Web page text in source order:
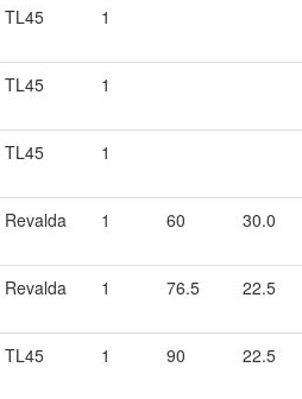
TL45 1
TL45 1
TL45 1
Revalda 1 60 30.0
Revalda 1 76.5 22.5
TL45 1 90 22.5